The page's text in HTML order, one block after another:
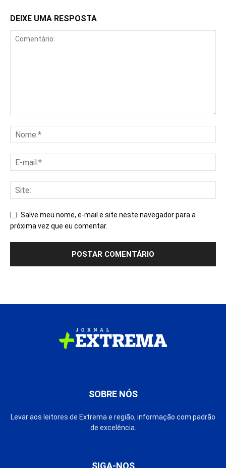
DEIXE UMA RESPOSTA
Salve meu nome, e-mail e site neste navegador para a
próxima vez que eu comentar.
SOBRE NÓS
Levar aos leitores de Extrema e região, informação com padrão
de excelência.
SIGA-NOS